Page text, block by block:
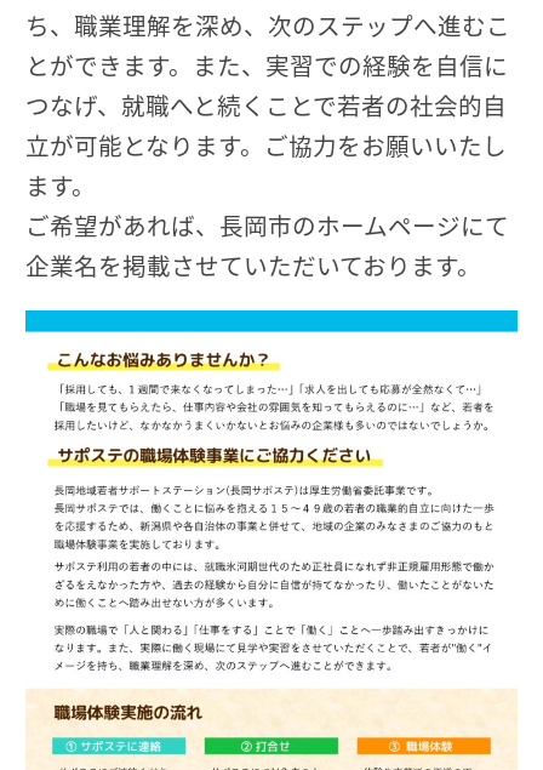
ち、職業理解を深め、次のステップへ進むこ
とができます。また、実習での経験を自信に
つなげ、就職へと続くことで若者の社会的自
立が可能となります。ご協力をお願いいたし
ます。
ご希望があれば、長岡市のホームページにて
企業名を掲載させていただいております。